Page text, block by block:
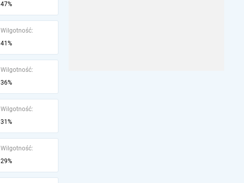
47%
Wilgotność:
41%
Wilgotność:
36%
Wilgotność:
31%
Wilgotność:
29%